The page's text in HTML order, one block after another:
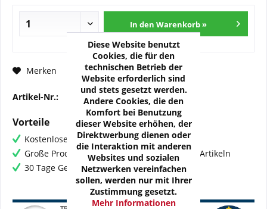
In den Warenkorb »
Merken Fragen zum Artikel?
Artikel-Nr.: FG-CP05KDDX
Vorteile
Kostenloser Versand ab € 60,- Bestellwert
Große Produktauswahl mit mehr als 80.000 Artikeln
30 Tage Geld-Zurück-Garantie
Diese Website benutzt
Cookies, die für den
technischen Betrieb der
Website erforderlich sind
und stets gesetzt werden.
Andere Cookies, die den
Komfort bei Benutzung
dieser Website erhöhen, der
Direktwerbung dienen oder
die Interaktion mit anderen
Websites und sozialen
Netzwerken vereinfachen
sollen, werden nur mit Ihrer
Zustimmung gesetzt.
Mehr Informationen